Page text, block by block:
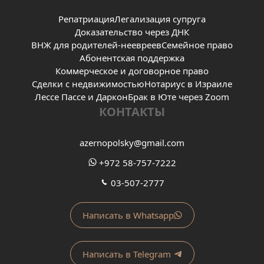
РепатриацияЛегализация супруга
Доказательство через ДНК
ВНЖ для родителей-неевреевСемейное право
Абонентская поддержка
Коммерческое и договорное право
Сделки с недвижимостьюНотариус в Израиле
Лессе Пассе и ДарконБрак в Юте через Zoom
КОНТАКТЫ
azernopolsky@gmail.com
+972 58-757-7222
03-507-2777
Написать в Whatsapp
Написать в Telegram